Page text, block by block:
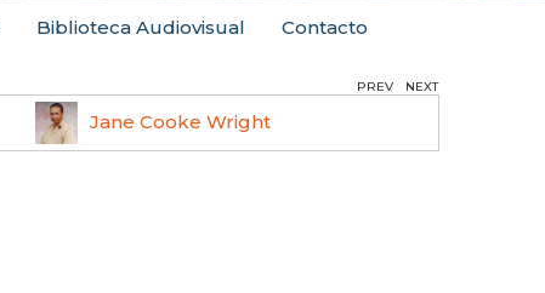
Biblioteca Audiovisual Contacto
Jane Cooke Wright
PREV NEXT